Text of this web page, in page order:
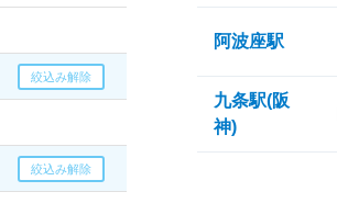
阿波座駅
九条駅(阪
神)